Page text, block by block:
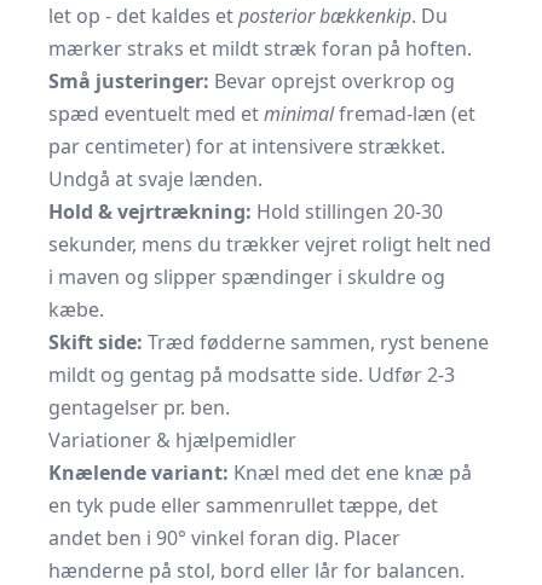
let op - det kaldes etposterior bækkenkip. Du
mærker straks et mildt stræk foran på hoften.
Små justeringer: Bevar oprejst overkrop og
spæd eventuelt med etminimalfremad-læn (et
par centimeter) for at intensivere strækket.
Undgå at svaje lænden.
Hold & vejrtrækning: Hold stillingen 20-30
sekunder, mens du trækker vejret roligt helt ned
i maven og slipper spændinger i skuldre og
kæbe.
Skift side: Træd fødderne sammen, ryst benene
mildt og gentag på modsatte side. Udfør 2-3
gentagelser pr. ben.
Variationer & hjælpemidler
Knælende variant: Knæl med det ene knæ på
en tyk pude eller sammenrullet tæppe, det
andet ben i 90° vinkel foran dig. Placer
hænderne på stol, bord eller lår for balancen.